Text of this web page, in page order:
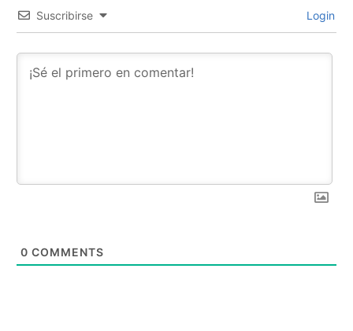
Suscribirse Login
0 COMMENTS